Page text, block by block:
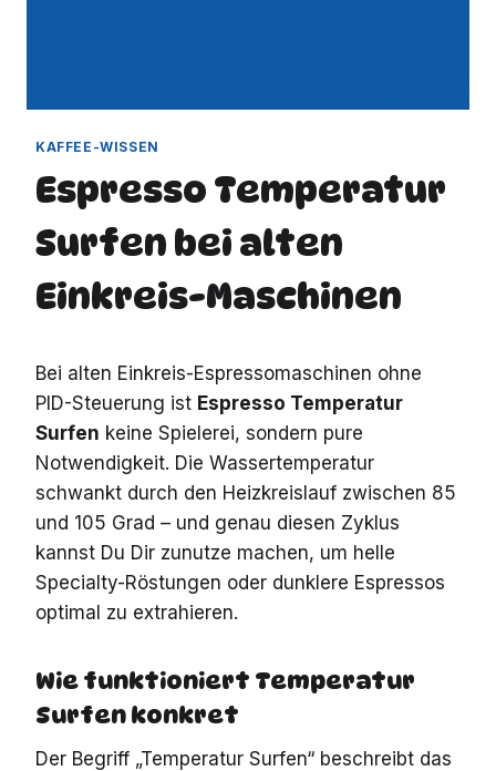
KAFFEE-WISSEN
Espresso Temperatur
Surfen bei alten
Einkreis-Maschinen
Bei alten Einkreis-Espressomaschinen ohne
PID-Steuerung ist Espresso Temperatur
Surfen keine Spielerei, sondern pure
Notwendigkeit. Die Wassertemperatur
schwankt durch den Heizkreislauf zwischen 85
und 105 Grad – und genau diesen Zyklus
kannst Du Dir zunutze machen, um helle
Specialty-Röstungen oder dunklere Espressos
optimal zu extrahieren.
Wie funktioniert Temperatur
Surfen konkret
Der Begriff „Temperatur Surfen“ beschreibt das